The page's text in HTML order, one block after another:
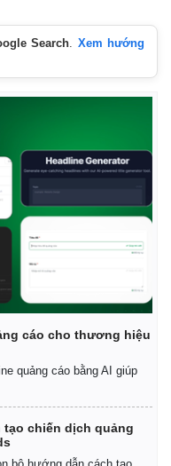
Search. Xem hướng
cáo cho thương hiệu
quảng cáo bằng AI giúp
tạo chiến dịch quảng